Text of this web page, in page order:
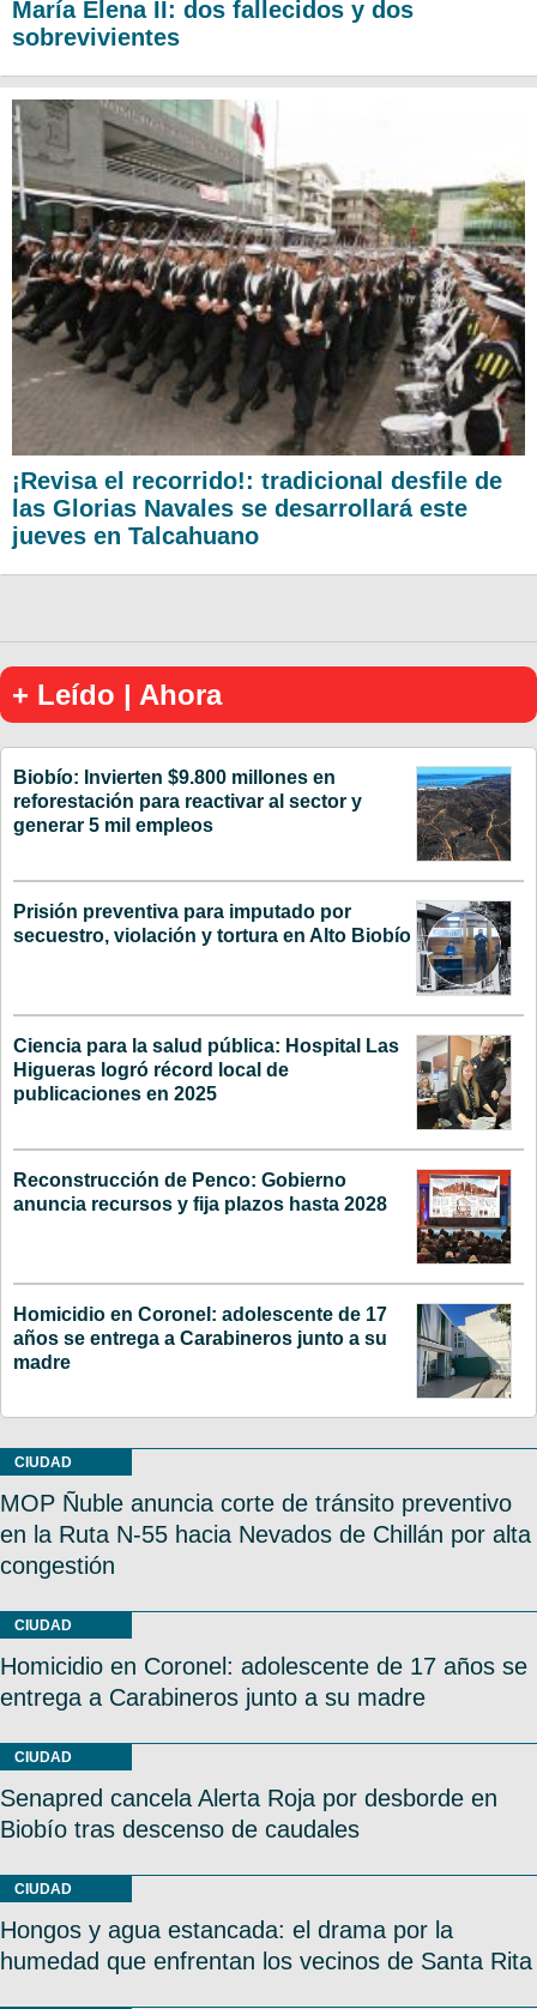
María Elena II: dos fallecidos y dos
sobrevivientes
¡Revisa el recorrido!: tradicional desfile de
las Glorias Navales se desarrollará este
jueves en Talcahuano
+ Leído | Ahora
Biobío: Invierten $9.800 millones en
reforestación para reactivar al sector y
generar 5 mil empleos
Prisión preventiva para imputado por
secuestro, violación y tortura en Alto Biobío
Ciencia para la salud pública: Hospital Las
Higueras logró récord local de
publicaciones en 2025
Reconstrucción de Penco: Gobierno
anuncia recursos y fija plazos hasta 2028
Homicidio en Coronel: adolescente de 17
años se entrega a Carabineros junto a su
madre
CIUDAD
MOP Ñuble anuncia corte de tránsito preventivo
en la Ruta N-55 hacia Nevados de Chillán por alta
congestión
CIUDAD
Homicidio en Coronel: adolescente de 17 años se
entrega a Carabineros junto a su madre
CIUDAD
Senapred cancela Alerta Roja por desborde en
Biobío tras descenso de caudales
CIUDAD
Hongos y agua estancada: el drama por la
humedad que enfrentan los vecinos de Santa Rita